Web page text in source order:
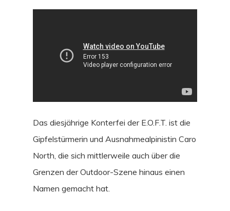
Das diesjährige Konterfei der E.O.F.T. ist die
Gipfelstürmerin und Ausnahmealpinistin Caro
North, die sich mittlerweile auch über die
Grenzen der Outdoor-Szene hinaus einen
Namen gemacht hat.
STORIES
INTERVIEWS